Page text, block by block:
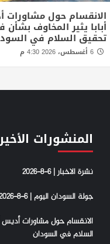
الانقسام حول مشاورات
أبابا يثير المخاوف
تحقيق السلام في
6 أغسطس، 2026 4:30 م
المنشورات
نشرة الاخبار | 6-8-2026
جولة السودان اليوم | 6-8-2026
الانقسام حول مشاورات
السلام في السودان